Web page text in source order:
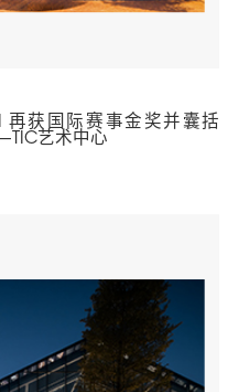
再获国际赛事金奖并囊括
艺术中心